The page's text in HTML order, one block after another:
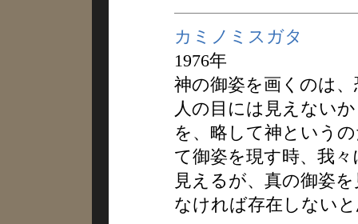
カミノミスガタ
1976年
神の御姿を画くのは
人の目には見えない
を、略して神という
て御姿を現す時、我
見えるが、真の御姿
なければ存在しない